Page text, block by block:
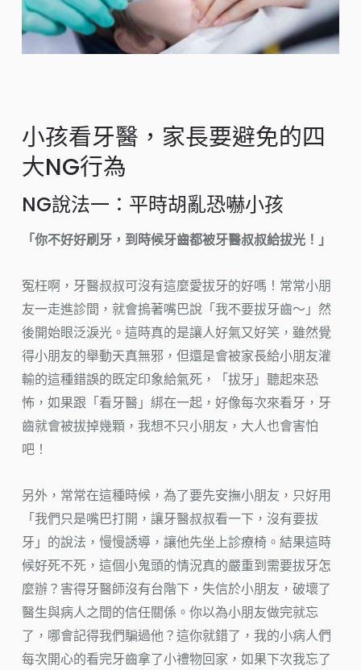
小孩看牙醫，家長要避免的四
大NG行為
NG說法一：平時胡亂恐嚇小孩
「你不好好刷牙，到時候牙齒都被牙醫叔叔給拔光！」
冤枉啊，牙醫叔叔可沒有這麼愛拔牙的好嗎！常常小朋
友一走進診間，就會摀著嘴巴說「我不要拔牙齒～」然
後開始眼泛淚光。這時真的是讓人好氣又好笑，雖然覺
得小朋友的舉動天真無邪，但還是會被家長給小朋友灌
輸的這種錯誤的既定印象給氣死，「拔牙」聽起來恐
怖，如果跟「看牙醫」綁在一起，好像每次來看牙，牙
齒就會被拔掉幾顆，我想不只小朋友，大人也會害怕
吧！
另外，常常在這種時候，為了要先安撫小朋友，只好用
「我們只是嘴巴打開，讓牙醫叔叔看一下，沒有要拔
牙」的說法，慢慢誘導，讓他先坐上診療椅。結果這時
候好死不死，這個小鬼頭的情況真的嚴重到需要拔牙怎
麼辦？害得牙醫師沒有台階下，失信於小朋友，破壞了
醫生與病人之間的信任關係。你以為小朋友做完就忘
了，哪會記得我們騙過他？這你就錯了，我的小病人們
每次開心的看完牙齒拿了小禮物回家，如果下次我忘了